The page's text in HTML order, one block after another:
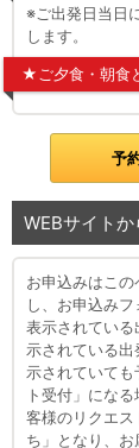
※ご出発日当日
します。
★ご夕食・朝食
予
WEBサイト
お申込みはこ
し、お申込み
表示されてい
示されている
示されていて
ト受付」にな
客様のリクエ
ち」となり、